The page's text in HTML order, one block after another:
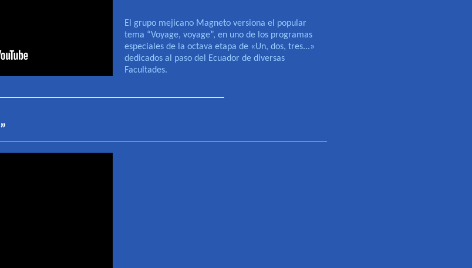
El grupo mejicano Magneto versiona el popular
tema “Voyage, voyage”, en uno de los programas
especiales de la octava etapa de «Un, dos, tres...»
dedicados al paso del Ecuador de diversas
Facultades.
”